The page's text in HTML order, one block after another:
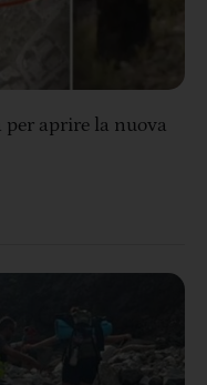
per aprire la nuova